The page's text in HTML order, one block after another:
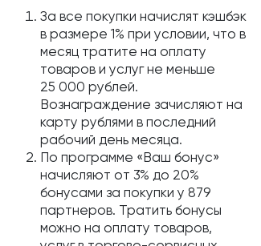
За все покупки начислят кэшбэк
в размере 1% при условии, что в
месяц тратите на оплату
товаров и услуг не меньше
25 000 рублей.
Вознаграждение зачисляют на
карту рублями в последний
рабочий день месяца.
По программе «Ваш бонус»
начисляют от 3% до 20%
бонусами за покупки у 879
партнеров. Тратить бонусы
можно на оплату товаров,